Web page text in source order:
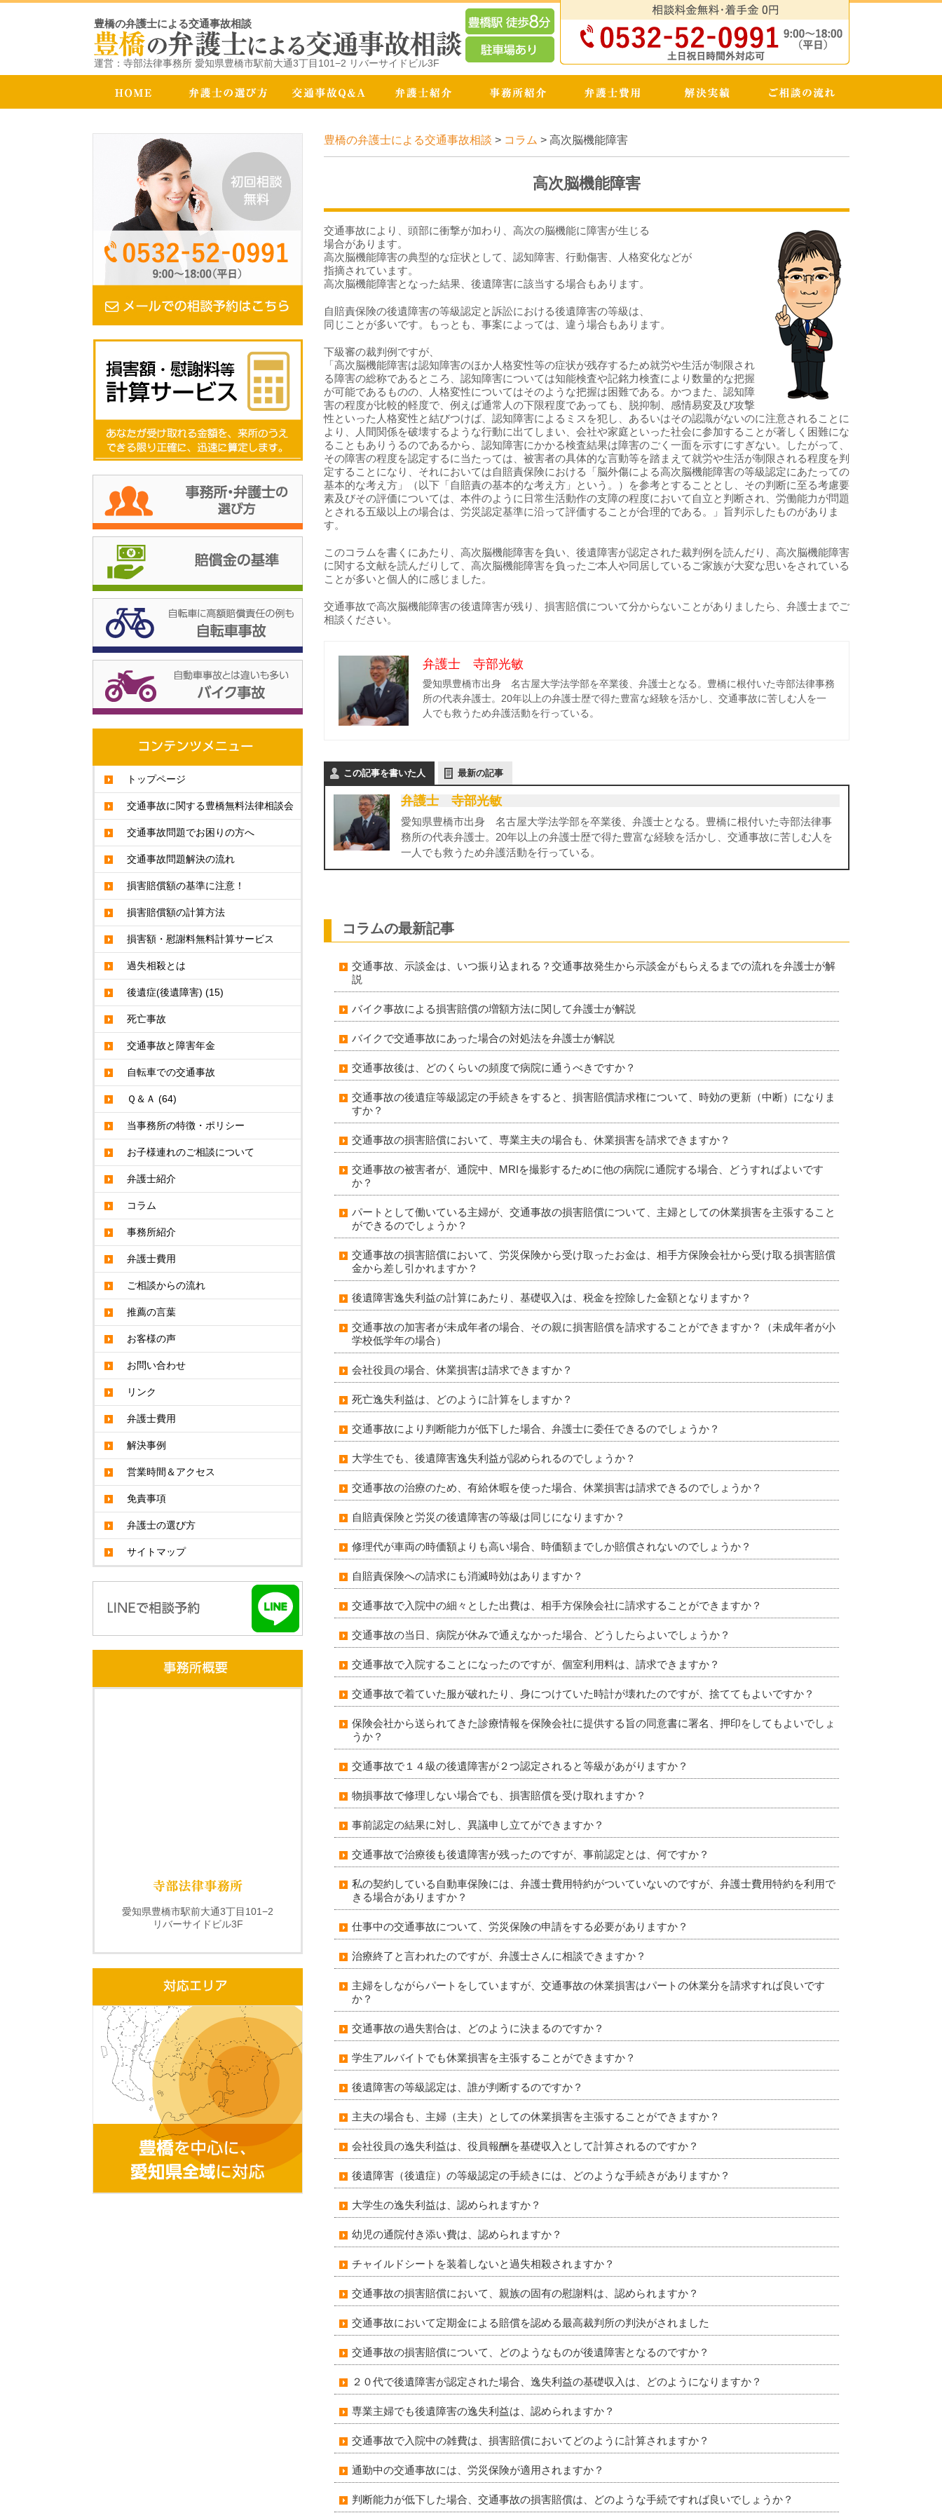
豊橋の弁護士による交通事故相談
運営：寺部法律事務所 愛知県豊橋市駅前大通3丁目101−2 リバーサイドビル3F
豊橋の弁護士による交通事故相談 > コラム > 高次脳機能障害
高次脳機能障害
交通事故により、頭部に衝撃が加わり、高次の脳機能に障害が生じる
場合があります。
高次脳機能障害の典型的な症状として、認知障害、行動傷害、人格変化などが
指摘されています。
高次脳機能障害となった結果、後遺障害に該当する場合もあります。
自賠責保険の後遺障害の等級認定と訴訟における後遺障害の等級は、
同じことが多いです。もっとも、事案によっては、違う場合もあります。
下級審の裁判例ですが、
「高次脳機能障害は認知障害のほか人格変性等の症状が残存するため就労や生活が制限され
る障害の総称であるところ、認知障害については知能検査や記銘力検査により数量的な把握
が可能であるものの、人格変性についてはそのような把握は困難である。かつまた、認知障
害の程度が比較的軽度で、例えば通常人の下限程度であっても、脱抑制、感情易変及び攻撃
性といった人格変性と結びつけば、認知障害によるミスを犯し、あるいはその認識がないのに注意されることに
より、人間関係を破壊するような行動に出てしまい、会社や家庭といった社会に参加することが著しく困難にな
ることもありうるのであるから、認知障害にかかる検査結果は障害のごく一面を示すにすぎない。したがって、
その障害の程度を認定するに当たっては、被害者の具体的な言動等を踏まえて就労や生活が制限される程度を判
定することになり、それにおいては自賠責保険における「脳外傷による高次脳機能障害の等級認定にあたっての
基本的な考え方」（以下「自賠責の基本的な考え方」という。）を参考とすることとし、その判断に至る考慮要
素及びその評価については、本件のように日常生活動作の支障の程度において自立と判断され、労働能力が問題
とされる五級以上の場合は、労災認定基準に沿って評価することが合理的である。」旨判示したものがありま
す。
このコラムを書くにあたり、高次脳機能障害を負い、後遺障害が認定された裁判例を読んだり、高次脳機能障害
に関する文献を読んだりして、高次脳機能障害を負ったご本人や同居しているご家族が大変な思いをされている
ことが多いと個人的に感じました。
交通事故で高次脳機能障害の後遺障害が残り、損害賠償について分からないことがありましたら、弁護士までご
相談ください。
弁護士 寺部光敏
愛知県豊橋市出身 名古屋大学法学部を卒業後、弁護士となる。豊橋に根付いた寺部法律事務
所の代表弁護士。20年以上の弁護士歴で得た豊富な経験を活かし、交通事故に苦しむ人を一
人でも救うため弁護活動を行っている。
この記事を書いた人 最新の記事
弁護士 寺部光敏
愛知県豊橋市出身 名古屋大学法学部を卒業後、弁護士となる。豊橋に根付いた寺部法律事
務所の代表弁護士。20年以上の弁護士歴で得た豊富な経験を活かし、交通事故に苦しむ人を
一人でも救うため弁護活動を行っている。
コラムの最新記事
交通事故、示談金は、いつ振り込まれる？交通事故発生から示談金がもらえるまでの流れを弁護士が解
説
バイク事故による損害賠償の増額方法に関して弁護士が解説
バイクで交通事故にあった場合の対処法を弁護士が解説
交通事故後は、どのくらいの頻度で病院に通うべきですか？
交通事故の後遺症等級認定の手続きをすると、損害賠償請求権について、時効の更新（中断）になりま
すか？
交通事故の損害賠償において、専業主夫の場合も、休業損害を請求できますか？
交通事故の被害者が、通院中、MRIを撮影するために他の病院に通院する場合、どうすればよいです
か？
パートとして働いている主婦が、交通事故の損害賠償について、主婦としての休業損害を主張すること
ができるのでしょうか？
交通事故の損害賠償において、労災保険から受け取ったお金は、相手方保険会社から受け取る損害賠償
金から差し引かれますか？
後遺障害逸失利益の計算にあたり、基礎収入は、税金を控除した金額となりますか？
交通事故の加害者が未成年者の場合、その親に損害賠償を請求することができますか？（未成年者が小
学校低学年の場合）
会社役員の場合、休業損害は請求できますか？
死亡逸失利益は、どのように計算をしますか？
交通事故により判断能力が低下した場合、弁護士に委任できるのでしょうか？
大学生でも、後遺障害逸失利益が認められるのでしょうか？
交通事故の治療のため、有給休暇を使った場合、休業損害は請求できるのでしょうか？
自賠責保険と労災の後遺障害の等級は同じになりますか？
修理代が車両の時価額よりも高い場合、時価額までしか賠償されないのでしょうか？
自賠責保険への請求にも消滅時効はありますか？
交通事故で入院中の細々とした出費は、相手方保険会社に請求することができますか？
交通事故の当日、病院が休みで通えなかった場合、どうしたらよいでしょうか？
交通事故で入院することになったのですが、個室利用料は、請求できますか？
交通事故で着ていた服が破れたり、身につけていた時計が壊れたのですが、捨ててもよいですか？
保険会社から送られてきた診療情報を保険会社に提供する旨の同意書に署名、押印をしてもよいでしょ
うか？
交通事故で１４級の後遺障害が２つ認定されると等級があがりますか？
物損事故で修理しない場合でも、損害賠償を受け取れますか？
事前認定の結果に対し、異議申し立てができますか？
交通事故で治療後も後遺障害が残ったのですが、事前認定とは、何ですか？
私の契約している自動車保険には、弁護士費用特約がついていないのですが、弁護士費用特約を利用で
きる場合がありますか？
仕事中の交通事故について、労災保険の申請をする必要がありますか？
治療終了と言われたのですが、弁護士さんに相談できますか？
主婦をしながらパートをしていますが、交通事故の休業損害はパートの休業分を請求すれば良いです
か？
交通事故の過失割合は、どのように決まるのですか？
学生アルバイトでも休業損害を主張することができますか？
後遺障害の等級認定は、誰が判断するのですか？
主夫の場合も、主婦（主夫）としての休業損害を主張することができますか？
会社役員の逸失利益は、役員報酬を基礎収入として計算されるのですか？
後遺障害（後遺症）の等級認定の手続きには、どのような手続きがありますか？
大学生の逸失利益は、認められますか？
幼児の通院付き添い費は、認められますか？
チャイルドシートを装着しないと過失相殺されますか？
交通事故の損害賠償において、親族の固有の慰謝料は、認められますか？
交通事故において定期金による賠償を認める最高裁判所の判決がされました
交通事故の損害賠償について、どのようなものが後遺障害となるのですか？
２０代で後遺障害が認定された場合、逸失利益の基礎収入は、どのようになりますか？
専業主婦でも後遺障害の逸失利益は、認められますか？
交通事故で入院中の雑費は、損害賠償においてどのように計算されますか？
通勤中の交通事故には、労災保険が適用されますか？
判断能力が低下した場合、交通事故の損害賠償は、どのような手続ですれば良いでしょうか？
トップページ
交通事故に関する豊橋無料法律相談会
交通事故問題でお困りの方へ
交通事故問題解決の流れ
損害賠償額の基準に注意！
損害賠償額の計算方法
損害額・慰謝料無料計算サービス
過失相殺とは
後遺症(後遺障害) (15)
死亡事故
交通事故と障害年金
自転車での交通事故
Ｑ＆Ａ (64)
当事務所の特徴・ポリシー
お子様連れのご相談について
弁護士紹介
コラム
事務所紹介
弁護士費用
ご相談からの流れ
推薦の言葉
お客様の声
お問い合わせ
リンク
弁護士費用
解決事例
営業時間＆アクセス
免責事項
弁護士の選び方
サイトマップ
愛知県豊橋市駅前大通3丁目101−2
リバーサイドビル3F